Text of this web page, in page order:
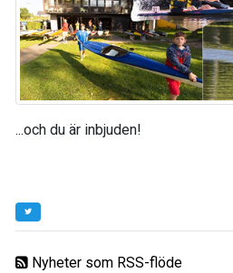
Nyheter som RSS-flöde
...och du är inbjuden!